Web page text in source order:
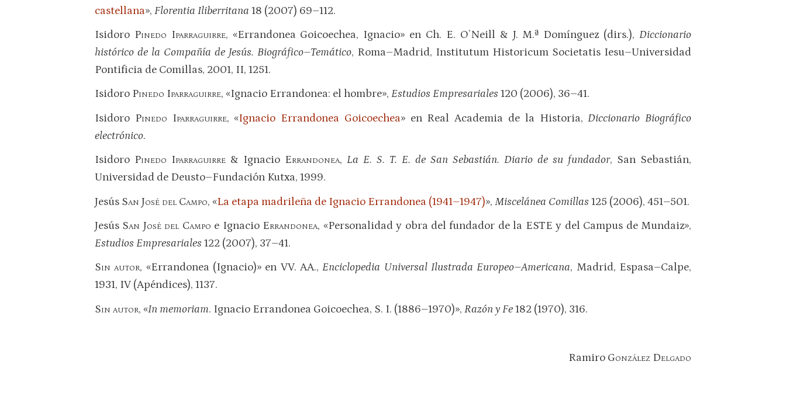
castellana», Florentia Iliberritana 18 (2007) 69–112.
Isidoro Pinedo Iparraguirre, «Errandonea Goicoechea, Ignacio» en Ch. E. O’Neill & J. M.ª Domínguez (dirs.),Diccionario
histórico de la Compañía de Jesús. Biográfico–Temático, Roma–Madrid, Institutum Historicum Societatis Iesu–Universidad
Pontificia de Comillas, 2001, II, 1251.
Isidoro Pinedo Iparraguirre, «Ignacio Errandonea: el hombre», Estudios Empresariales 120 (2006), 36–41.
Isidoro Pinedo Iparraguirre, «Ignacio Errandonea Goicoechea» en Real Academia de la Historia,Diccionario Biográfico
electrónico.
Isidoro Pinedo Iparraguirre & Ignacio Errandonea, La E. S. T. E. de San Sebastián. Diario de su fundador, San Sebastián,
Universidad de Deusto–Fundación Kutxa, 1999.
Jesús San José del Campo, «La etapa madrileña de Ignacio Errandonea (1941–1947)», Miscelánea Comillas 125 (2006), 451–501.
Jesús San José del Campo e Ignacio Errandonea, «Personalidad y obra del fundador de la ESTE y del Campus de Mundaiz»,
Estudios Empresariales 122 (2007), 37–41.
Sin autor, «Errandonea (Ignacio)» en VV. AA.,Enciclopedia Universal Ilustrada Europeo–Americana, Madrid, Espasa–Calpe,
1931, IV (Apéndices), 1137.
Sin autor, «In memoriam. Ignacio Errandonea Goicoechea, S. I. (1886–1970)», Razón y Fe182 (1970), 316.
Ramiro González Delgado